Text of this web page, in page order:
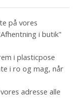
på vores
i butik"
i plasticpose
i ro og mag, når
adresse alle